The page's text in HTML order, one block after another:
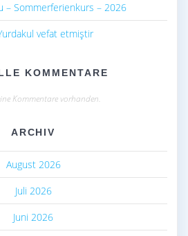
– Sommerferienkurs – 2026
vefat etmiştir
KOMMENTARE
Kommentare vorhanden.
ARCHIV
August 2026
Juli 2026
Juni 2026